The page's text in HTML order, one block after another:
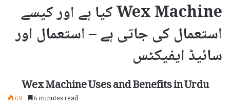
Wex Machine کیا ہے اور کیسے
استعمال کی جاتی ہے – استعمال اور
سائیڈ ایفیکٹس
Wex Machine Uses and Benefits in Urdu
69 6 minutes read